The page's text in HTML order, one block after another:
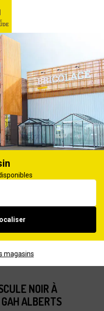
NOIR À
ALBERTS
magasins